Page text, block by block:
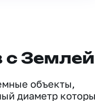
с Землей
объекты,
диаметр